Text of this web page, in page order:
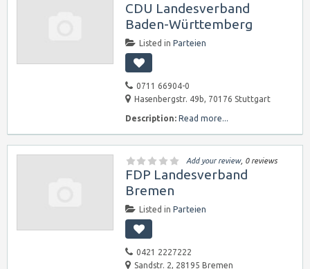
CDU Landesverband
Baden-Württemberg
Listed in Parteien
0711 66904-0
Hasenbergstr. 49b, 70176 Stuttgart
Description: Read more...
Add your review, 0 reviews
FDP Landesverband
Bremen
Listed in Parteien
0421 2227222
Sandstr. 2, 28195 Bremen